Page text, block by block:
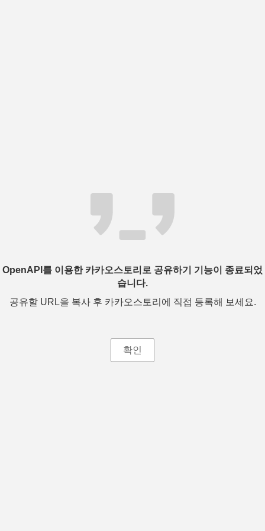
OpenAPI를 이용한 카카오스토리로 공유하기 기능이 종료되었
습니다.
공유할 URL을 복사 후 카카오스토리에 직접 등록해 보세요.
확인